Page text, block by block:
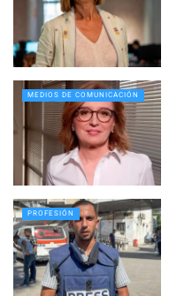
MEDIOS DE COMUNICACIÓN
PROFESIÓN